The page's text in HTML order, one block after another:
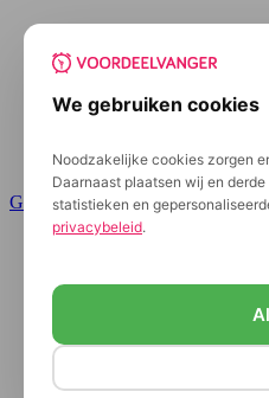
We gebruiken cookies
Noodzakelijke cookies zorgen
Daarnaast plaatsen wij en
statistieken en
privacybeleid.
Ga naar de inhoud